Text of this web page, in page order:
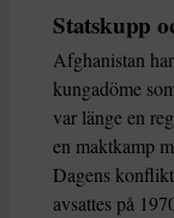
Statskupp
Afghanistan
kungadöme
var länge en
en maktkamp
Dagens
avsattes på